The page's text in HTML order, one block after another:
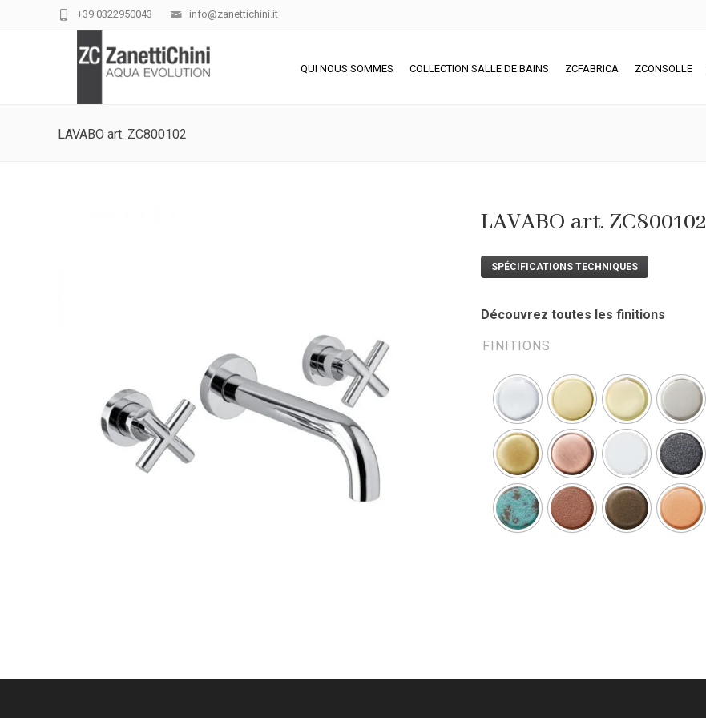
info@zanettichini.it
+39 0322950043
QUI NOUS SOMMES COLLECTION SALLE DE BAINS ZCFABRICA ZCONSOLLE
LAVABO art. ZC800102
LAVABO art. ZC800102
SPÉCIFICATIONS TECHNIQUES
Découvrez toutes les finitions
FINITIONS